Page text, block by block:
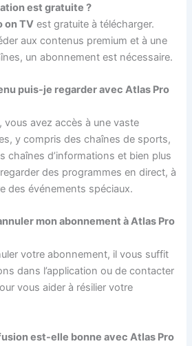
est gratuite ?
on TV est gratuite à télécharger.
aux contenus premium et à une
un abonnement est nécessaire.
puis-je regarder avec Atlas Pro
, vous avez accès à une vaste
y compris des chaînes de sports,
chaînes d’informations et bien plus
des programmes en direct, à
des événements spéciaux.
mon abonnement à Atlas Pro
votre abonnement, il vous suffit
dans l’application ou de contacter
vous aider à résilier votre
est-elle bonne avec Atlas Pro